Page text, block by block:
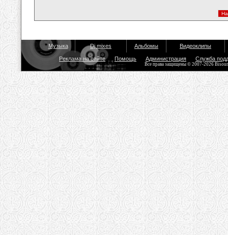
Музыка Dj mixes Альбомы Видеоклипы
Реклама на сайте Помощь Администрация Служба
Все права защищены © 2007-2026